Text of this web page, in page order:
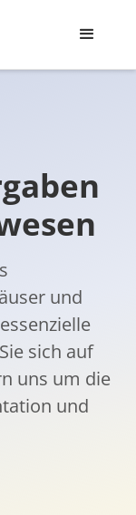
und
sich auf
uns um die
und